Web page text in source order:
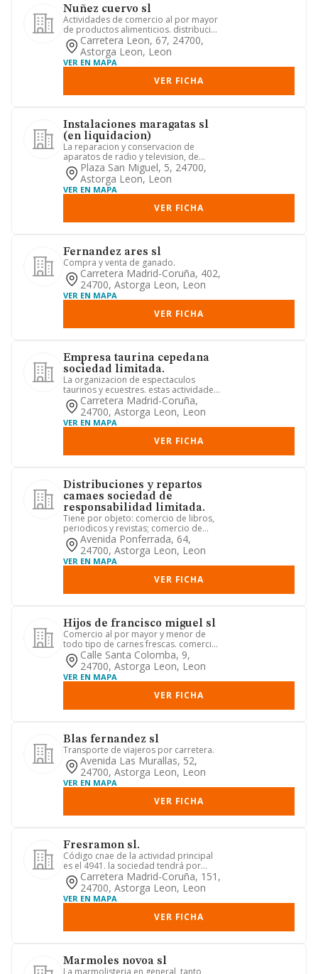
Nuñez cuervo sl
Actividades de comercio al por mayor
de productos alimenticios. distribucion
de bebidas, infusiones...
Carretera Leon, 67, 24700,
Astorga Leon, Leon
VER EN MAPA
VER FICHA
Instalaciones maragatas sl
(en liquidacion)
La reparacion y conservacion de
aparatos de radio y television, de
electrodomesticos y de otro mate...
Plaza San Miguel, 5, 24700,
Astorga Leon, Leon
VER EN MAPA
VER FICHA
Fernandez ares sl
Compra y venta de ganado.
Carretera Madrid-Coruña, 402,
24700, Astorga Leon, Leon
VER EN MAPA
VER FICHA
Empresa taurina cepedana
sociedad limitada.
La organizacion de espectaculos
taurinos y ecuestres. estas actividades
podran desarrollarse direct...
Carretera Madrid-Coruña,
24700, Astorga Leon, Leon
VER EN MAPA
VER FICHA
Distribuciones y repartos
camaes sociedad de
responsabilidad limitada.
Tiene por objeto: comercio de libros,
periodicos y revistas; comercio de
juguetes y articulos para ...
Avenida Ponferrada, 64,
24700, Astorga Leon, Leon
VER EN MAPA
VER FICHA
Hijos de francisco miguel sl
Comercio al por mayor y menor de
todo tipo de carnes frescas. comercio
al por menor de conservas, p...
Calle Santa Colomba, 9,
24700, Astorga Leon, Leon
VER EN MAPA
VER FICHA
Blas fernandez sl
Transporte de viajeros por carretera.
Avenida Las Murallas, 52,
24700, Astorga Leon, Leon
VER EN MAPA
VER FICHA
Fresramon sl.
Código cnae de la actividad principal
es el 4941. la sociedad tendrá por
objeto las siguientes acti...
Carretera Madrid-Coruña, 151,
24700, Astorga Leon, Leon
VER EN MAPA
VER FICHA
Marmoles novoa sl
La marmolisteria en general, tanto